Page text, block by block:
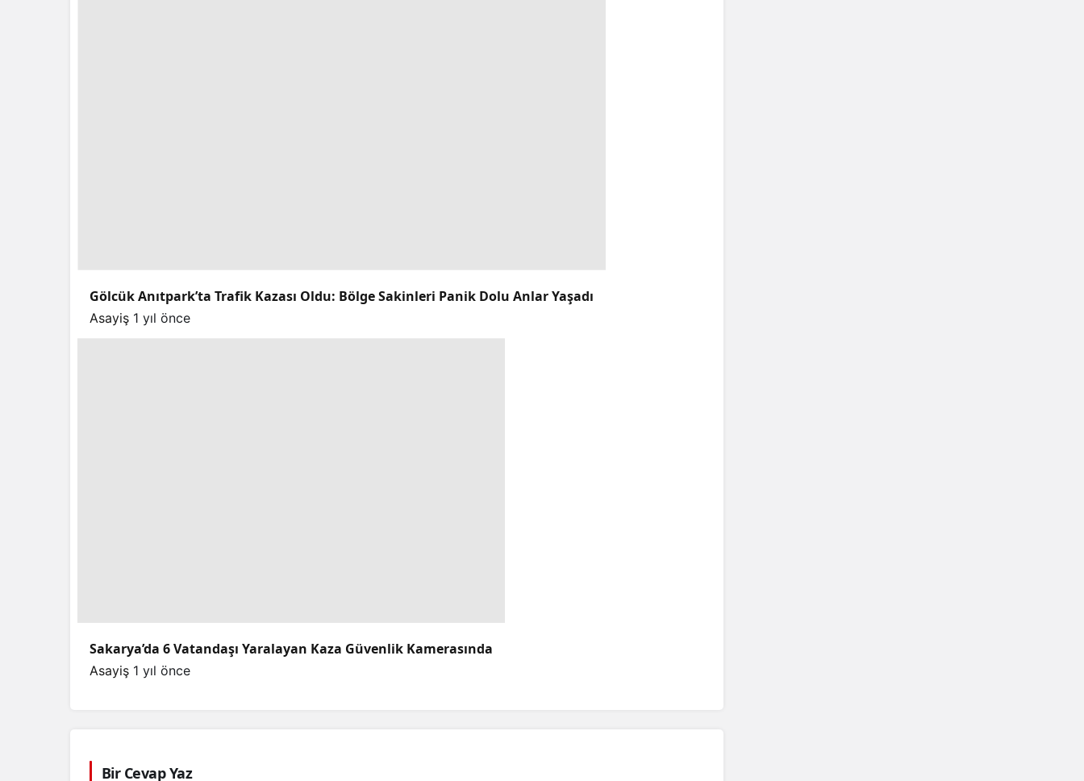
Gölcük Anıtpark’ta Trafik Kazası Oldu: Bölge Sakinleri Panik Dolu Anlar Yaşadı
Asayiş 1 yıl önce
Sakarya’da 6 Vatandaşı Yaralayan Kaza Güvenlik Kamerasında
Asayiş 1 yıl önce
Bir Cevap Yaz